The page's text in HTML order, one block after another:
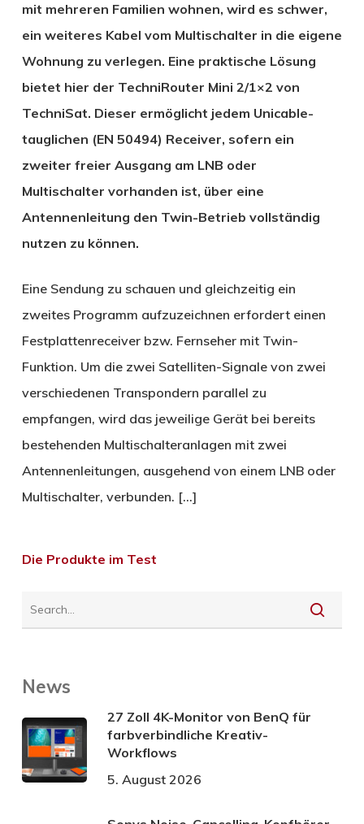
mit mehreren Familien wohnen, wird es schwer,
ein weiteres Kabel vom Multischalter in die eigene
Wohnung zu verlegen. Eine praktische Lösung
bietet hier der TechniRouter Mini 2/1×2 von
TechniSat. Dieser ermöglicht jedem Unicable-
tauglichen (EN 50494) Receiver, sofern ein
zweiter freier Ausgang am LNB oder
Multischalter vorhanden ist, über eine
Antennenleitung den Twin-Betrieb vollständig
nutzen zu können.
Eine Sendung zu schauen und gleichzeitig ein
zweites Programm aufzuzeichnen erfordert einen
Festplattenreceiver bzw. Fernseher mit Twin-
Funktion. Um die zwei Satelliten-Signale von zwei
verschiedenen Transpondern parallel zu
empfangen, wird das jeweilige Gerät bei bereits
bestehenden Multischalteranlagen mit zwei
Antennenleitungen, ausgehend von einem LNB oder
Multischalter, verbunden. […]
Die Produkte im Test
News
27 Zoll 4K-Monitor von BenQ für
farbverbindliche Kreativ-
Workflows
5. August 2026